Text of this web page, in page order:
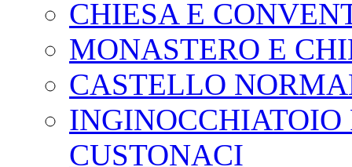
CHIESA E
MONASTERO E
CASTELLO
CUSTONACI